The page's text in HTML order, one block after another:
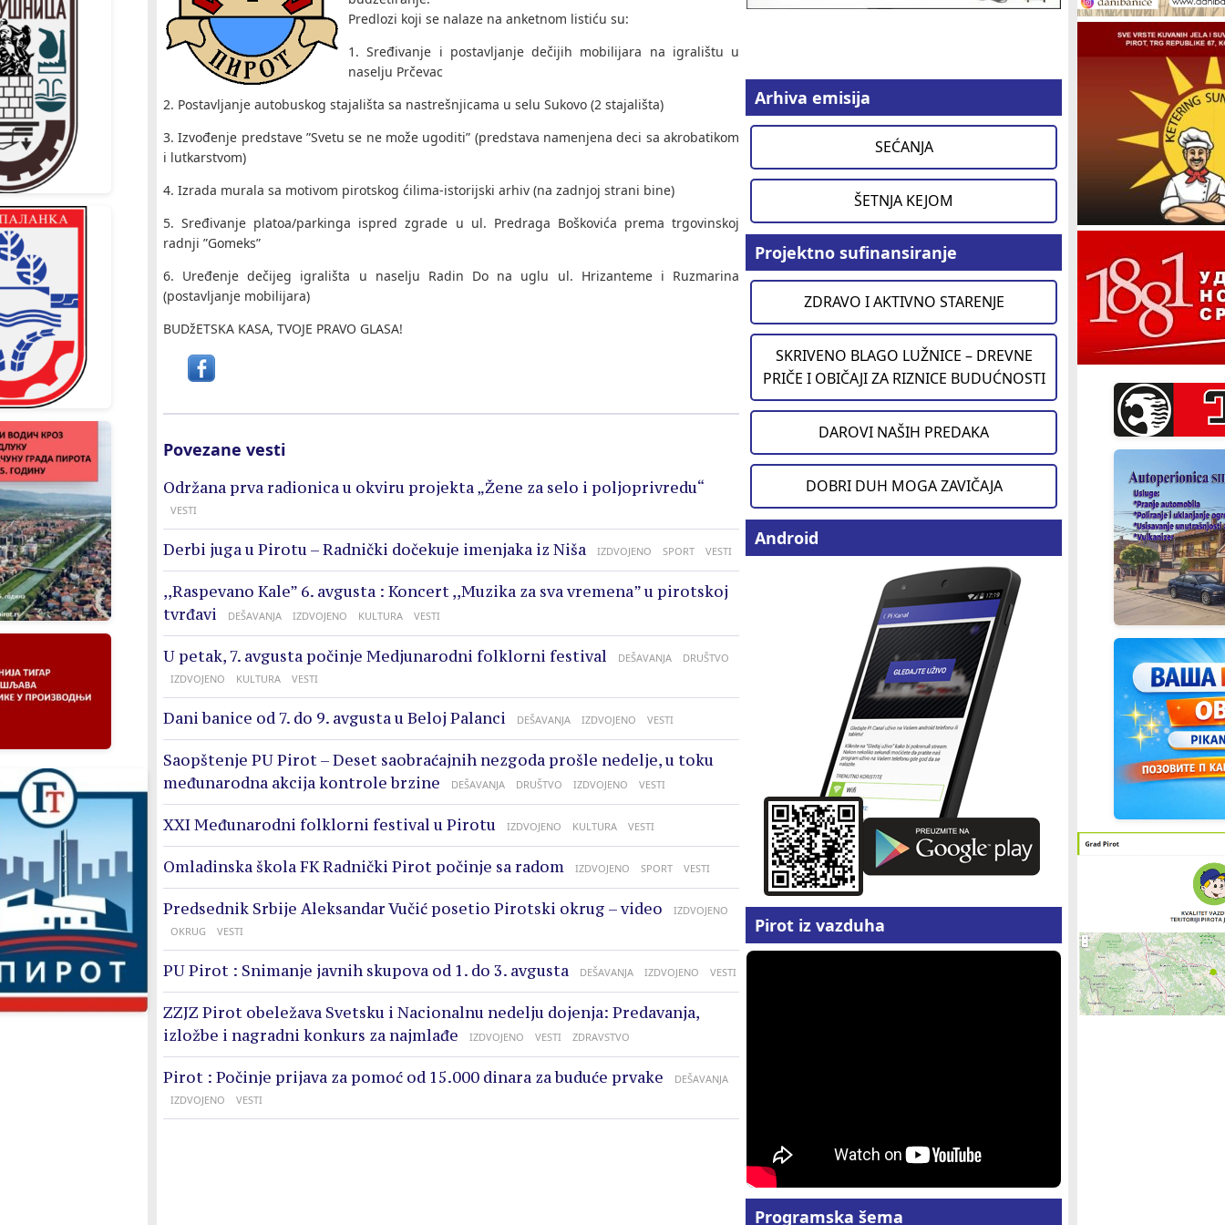
Predlozi koji se nalaze na anketnom listiću su:
1. Sređivanje i postavljanje dečijih mobilijara na igralištu u
naselju Prčevac
2. Postavljanje autobuskog stajališta sa nastrešnjicama u selu Sukovo (2 stajališta)
3. Izvođenje predstave ”Svetu se ne može ugoditi” (predstava namenjena deci sa akrobatikom
i lutkarstvom)
4. Izrada murala sa motivom pirotskog ćilima-istorijski arhiv (na zadnjoj strani bine)
5. Sređivanje platoa/parkinga ispred zgrade u ul. Predraga Boškovića prema trgovinskoj
radnji ”Gomeks”
6. Uređenje dečijeg igrališta u naselju Radin Do na uglu ul. Hrizanteme i Ruzmarina
(postavljanje mobilijara)
BUDžETSKA KASA, TVOJE PRAVO GLASA!
Povezane vesti
Održana prva radionica u okviru projekta „Žene za selo i poljoprivredu“
VESTI
Derbi juga u Pirotu – Radnički dočekuje imenjaka iz Niša IZDVOJENO SPORT VESTI
,,Raspevano Kale” 6. avgusta : Koncert ,,Muzika za sva vremena” u pirotskoj
tvrđavi
DEŠAVANJA IZDVOJENO KULTURA VESTI
U petak, 7. avgusta počinje Medjunarodni folklorni festival DEŠAVANJA
DRUŠTVO
IZDVOJENO
KULTURA VESTI
Dani banice od 7. do 9. avgusta u Beloj Palanci DEŠAVANJA IZDVOJENO VESTI
Saopštenje PU Pirot – Deset saobraćajnih nezgoda prošle nedelje, u toku
međunarodna akcija kontrole brzine
DEŠAVANJA DRUŠTVO IZDVOJENO VESTI
XXI Međunarodni folklorni festival u Pirotu IZDVOJENO KULTURA VESTI
Omladinska škola FK Radnički Pirot počinje sa radom IZDVOJENO SPORT VESTI
Predsednik Srbije Aleksandar Vučić posetio Pirotski okrug – video
IZDVOJENO
OKRUG
VESTI
PU Pirot : Snimanje javnih skupova od 1. do 3. avgusta DEŠAVANJA IZDVOJENO VESTI
ZZJZ Pirot obeležava Svetsku i Nacionalnu nedelju dojenja: Predavanja,
izložbe i nagradni konkurs za najmlađe
IZDVOJENO VESTI ZDRAVSTVO
Pirot : Počinje prijava za pomoć od 15.000 dinara za buduće prvake
DEŠAVANJA
IZDVOJENO
VESTI
Arhiva emisija
SEĆANJA
ŠETNJA KEJOM
Projektno sufinansiranje
ZDRAVO I AKTIVNO STARENJE
SKRIVENO BLAGO LUŽNICE – DREVNE
PRIČE I OBIČAJI ZA RIZNICE BUDUĆNOSTI
DAROVI NAŠIH PREDAKA
DOBRI DUH MOGA ZAVIČAJA
Android
Pirot iz vazduha
Programska šema